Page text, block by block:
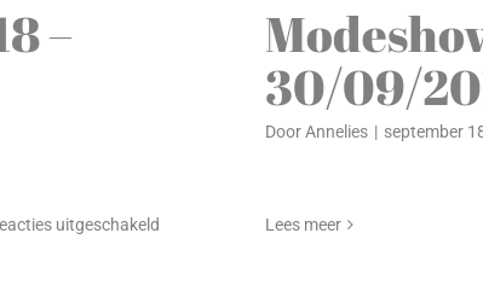
–
uitgeschakeldvoor
30/09/
DoorAnnelies | september
Lees meer